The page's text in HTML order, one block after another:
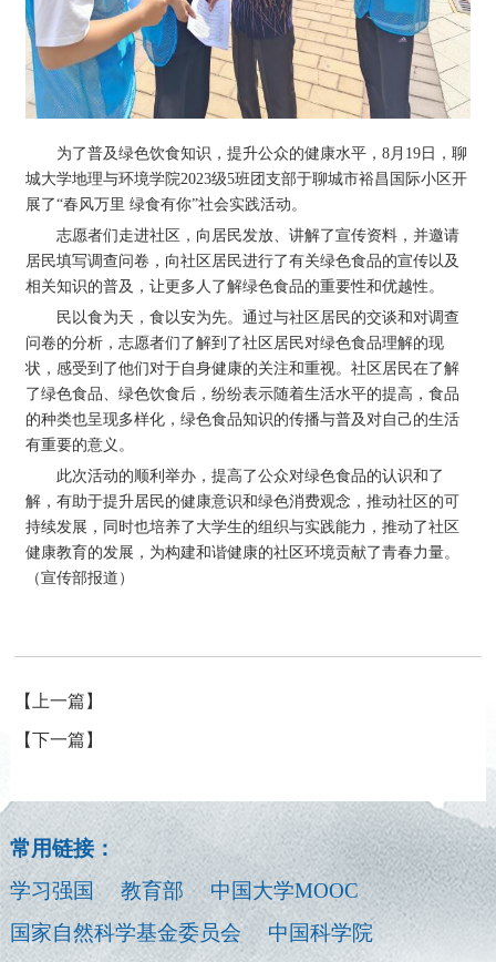
为了普及绿色饮食知识，提升公众的健康水平，8月19日，聊
城大学地理与环境学院2023级5班团支部于聊城市裕昌国际小区开
展了“春风万里 绿食有你”社会实践活动。
志愿者们走进社区，向居民发放、讲解了宣传资料，并邀请
居民填写调查问卷，向社区居民进行了有关绿色食品的宣传以及
相关知识的普及，让更多人了解绿色食品的重要性和优越性。
民以食为天，食以安为先。通过与社区居民的交谈和对调查
问卷的分析，志愿者们了解到了社区居民对绿色食品理解的现
状，感受到了他们对于自身健康的关注和重视。社区居民在了解
了绿色食品、绿色饮食后，纷纷表示随着生活水平的提高，食品
的种类也呈现多样化，绿色食品知识的传播与普及对自己的生活
有重要的意义。
此次活动的顺利举办，提高了公众对绿色食品的认识和了
解，有助于提升居民的健康意识和绿色消费观念，推动社区的可
持续发展，同时也培养了大学生的组织与实践能力，推动了社区
健康教育的发展，为构建和谐健康的社区环境贡献了青春力量。
（宣传部报道）
【上一篇】
【下一篇】
常用链接：
学习强国
教育部
中国大学MOOC
国家自然科学基金委员会
中国科学院